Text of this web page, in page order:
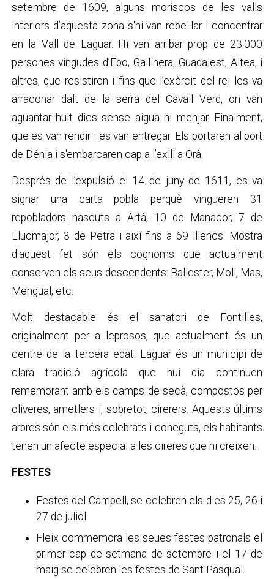
setembre de 1609, alguns moriscos de les valls
interiors d’aquesta zona s'hi van rebel·lar i concentrar
en la Vall de Laguar. Hi van arribar prop de 23.000
persones vingudes d’Ebo, Gallinera, Guadalest, Altea, i
altres, que resistiren i fins que l’exèrcit del rei les va
arraconar dalt de la serra del Cavall Verd, on van
aguantar huit dies sense aigua ni menjar. Finalment,
que es van rendir i es van entregar. Els portaren al port
de Dénia i s'embarcaren cap a l’exili a Orà.
Després de l’expulsió el 14 de juny de 1611, es va
signar una carta pobla perquè vingueren 31
repobladors nascuts a Artà, 10 de Manacor, 7 de
Llucmajor, 3 de Petra i així fins a 69 illencs. Mostra
d'aquest fet són els cognoms que actualment
conserven els seus descendents: Ballester, Moll, Mas,
Mengual, etc.
Molt destacable és el sanatori de Fontilles,
originalment per a leprosos, que actualment és un
centre de la tercera edat. Laguar és un municipi de
clara tradició agrícola que hui dia continuen
rememorant amb els camps de secà, compostos per
oliveres, ametlers i, sobretot, cirerers. Aquests últims
arbres són els més celebrats i coneguts, els habitants
tenen un afecte especial a les cireres que hi creixen.
FESTES
Festes del Campell, se celebren els dies 25, 26 i
27 de juliol.
Fleix commemora les seues festes patronals el
primer cap de setmana de setembre i el 17 de
maig se celebren les festes de Sant Pasqual.